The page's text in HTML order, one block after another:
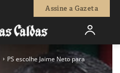
Assine a Gazeta
PS escolhe Jaime Neto para